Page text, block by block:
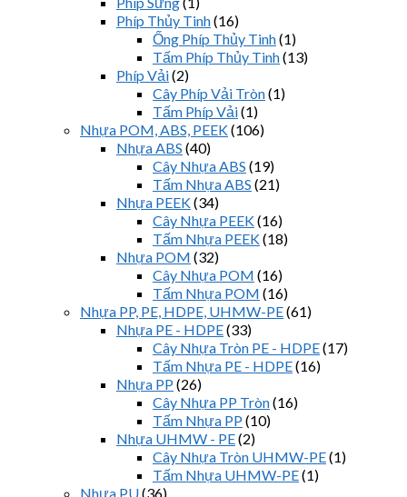
Phíp Thủy Tinh(16)
Ống Phíp Thủy Tinh(1)
Tấm Phíp Thủy Tinh(13)
Phíp Vải(2)
Cây Phíp Vải Tròn(1)
Tấm Phíp Vải(1)
Nhựa POM, ABS, PEEK(106)
Nhựa ABS (40)
Cây Nhựa ABS (19)
Tấm Nhựa ABS (21)
Nhựa PEEK(34)
Cây Nhựa PEEK(16)
Tấm Nhựa PEEK(18)
Nhựa POM (32)
Cây Nhựa POM (16)
Tấm Nhựa POM (16)
Nhựa PP, PE, HDPE, UHMW-PE(61)
Nhựa PE - HDPE(33)
Cây Nhựa Tròn PE - HDPE(17)
Tấm Nhựa PE - HDPE(16)
Nhựa PP (26)
Cây Nhựa PP Tròn(16)
Tấm Nhựa PP (10)
Nhựa UHMW - PE(2)
Cây Nhựa Tròn UHMW-PE(1)
Tấm Nhựa UHMW-PE(1)
Nhựa PU(36)